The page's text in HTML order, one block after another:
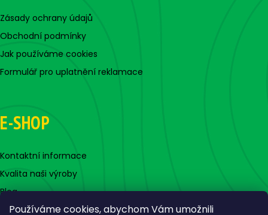
Používáme cookies, abychom Vám umožnili
Zásady ochrany údajů
Obchodní podmínky
Jak používáme cookies
Formulář pro uplatnění reklamace
E-SHOP
Kontaktní informace
Kvalita naši výroby
Blog